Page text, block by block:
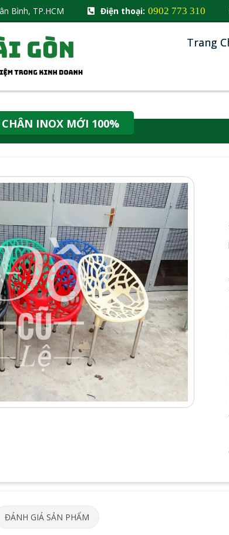
Bình, TP.HCM Điện thoại: 0902 773 310
Trang
INOX MỚI 100%
ĐÁNH GIÁ SẢN PHẨM